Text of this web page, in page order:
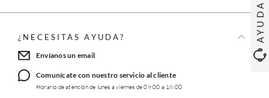
AYUDA
¿NECESITAS AYUDA?
Envíanos un email
Comunícate con nuestro servicio al cliente
Horario de atención de lunes a viernes de 09:00 a 16:00